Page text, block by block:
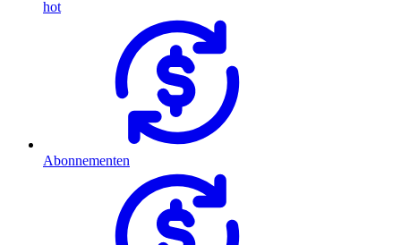
hot
Abonnementen